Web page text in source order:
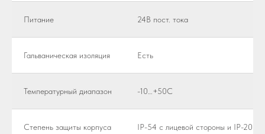
Питание 24В пост. тока
Гальваническая изоляция Есть
Температурный диапазон -10…+50C
Степень защиты корпуса IP-54 с лицевой стороны и IP-20 с